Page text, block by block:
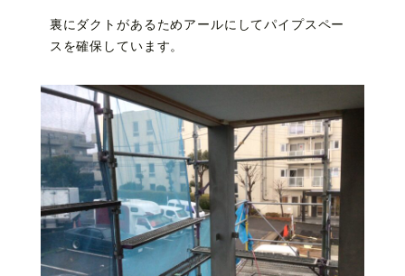
裏にダクトがあるためアールにしてパイプスペー
スを確保しています。